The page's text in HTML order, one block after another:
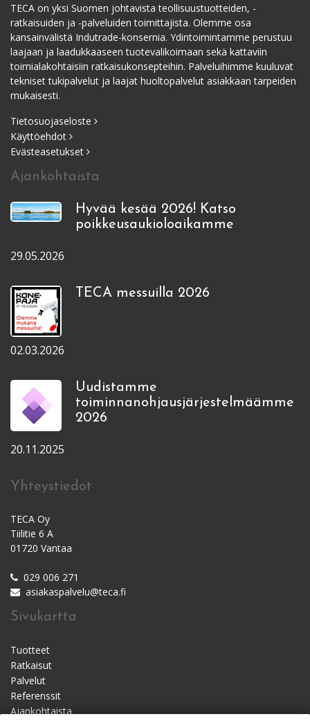
TECA on yksi Suomen johtavista teollisuustuotteiden, -
ratkaisuiden ja -palveluiden toimittajista. Olemme osa
kansainvälistä Indutrade-konsernia. Ydintoimintamme perustuu
laajaan ja laadukkaaseen tuotevalikoimaan sekä kattaviin
toimialakohtaisiin ratkaisukonsepteihin. Palveluihimme kuuluvat
tekniset tukipalvelut ja laajat huoltopalvelut asiakkaan tarpeiden
mukaisesti.
Tietosuojaseloste
Käyttöehdot
Evästeasetukset
Ajankohtaista
Hyvää kesää 2026! Katso
poikkeusaukioloaikamme
29.05.2026
TECA messuilla 2026
02.03.2026
Uudistamme
toiminnanohjausjärjestelmäämme
2026
20.11.2025
Yhteystiedot
TECA Oy
Tiilitie 6 A
01720 Vantaa
029 006 271
asiakaspalvelu@teca.fi
Sivukartta
Tuotteet
Ratkaisut
Palvelut
Referenssit
Ajankohtaista